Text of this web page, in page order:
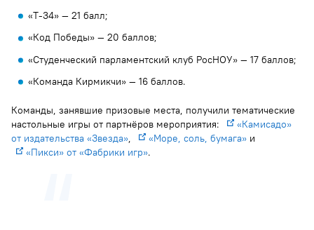
«Т-34» — 21 балл;
«Код Победы» — 20 баллов;
«Студенческий парламентский клуб РосНОУ» — 17 баллов;
«Команда Кирмикчи» — 16 баллов.
Команды, занявшие призовые места, получили тематические
настольные игры от партнёров мероприятия:
«Камисадо»
от издательства «Звезда», «Море, соль, бумага» и
«Пикси» от «Фабрики игр».